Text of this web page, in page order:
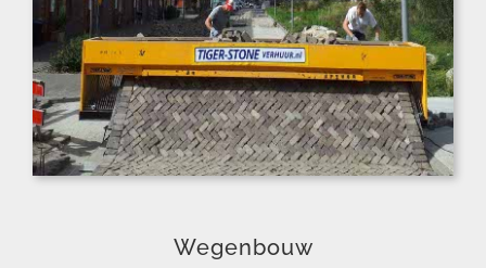
Wegenbouw